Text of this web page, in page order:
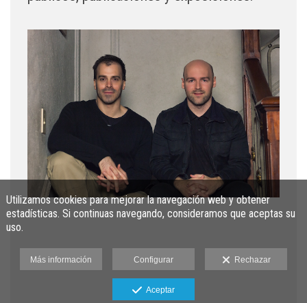
Utilizamos cookies para mejorar la navegación web y obtener
estadísticas. Si continuas navegando, consideramos que aceptas su
uso.
Más información Configurar Rechazar
Aceptar